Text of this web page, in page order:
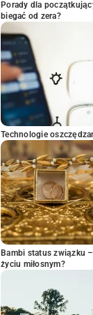
Porady dla
biegać od zera?
Technologie
Bambi status związku
życiu miłosnym?